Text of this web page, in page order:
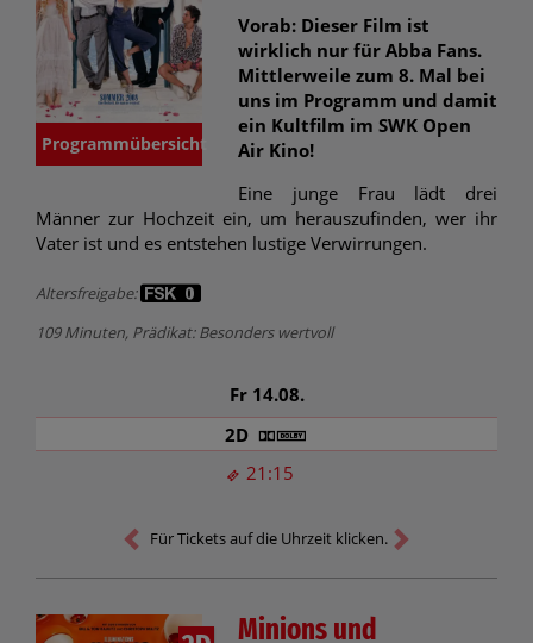
Programmübersicht
Vorab: Dieser Film ist
wirklich nur für Abba Fans.
Mittlerweile zum 8. Mal bei
uns im Programm und damit
ein Kultfilm im SWK Open
Air Kino!
Eine junge Frau lädt drei
Männer zur Hochzeit ein, um herauszufinden, wer ihr
Vater ist und es entstehen lustige Verwirrungen.
Altersfreigabe:
109 Minuten, Prädikat: Besonders wertvoll
Fr 14.08.
21:15
2D
Für Tickets auf die Uhrzeit klicken.
Minions und